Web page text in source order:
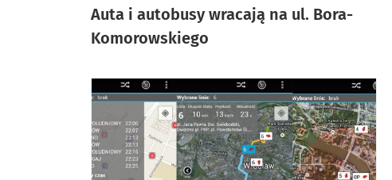
Auta i autobusy wracają na ul. Bora-
Komorowskiego